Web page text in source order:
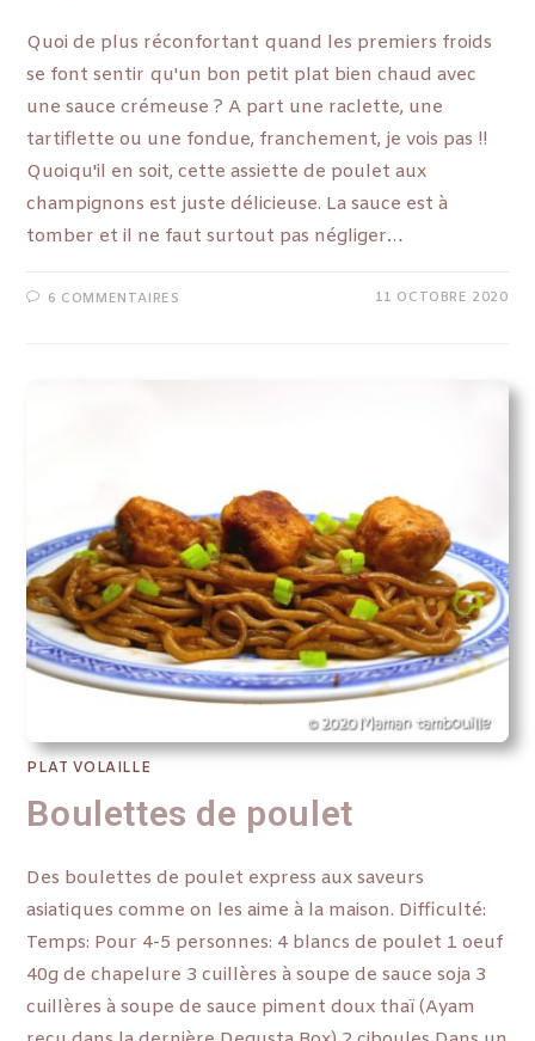
Quoi de plus réconfortant quand les premiers froids
se font sentir qu'un bon petit plat bien chaud avec
une sauce crémeuse ? A part une raclette, une
tartiflette ou une fondue, franchement, je vois pas !!
Quoiqu'il en soit, cette assiette de poulet aux
champignons est juste délicieuse. La sauce est à
tomber et il ne faut surtout pas négliger…
6 COMMENTAIRES 11 OCTOBRE 2020
PLAT VOLAILLE
Boulettes de poulet
Des boulettes de poulet express aux saveurs
asiatiques comme on les aime à la maison. Difficulté:
Temps: Pour 4-5 personnes: 4 blancs de poulet 1 oeuf
40g de chapelure 3 cuillères à soupe de sauce soja 3
cuillères à soupe de sauce piment doux thaï (Ayam